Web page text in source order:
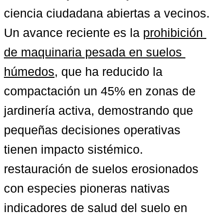
ciencia ciudadana abiertas a vecinos.
Un avance reciente es la prohibición
de maquinaria pesada en suelos
húmedos, que ha reducido la
compactación un 45% en zonas de
jardinería activa, demostrando que
pequeñas decisiones operativas
restauración de suelos erosionados
con especies pioneras nativas
indicadores de salud del suelo en